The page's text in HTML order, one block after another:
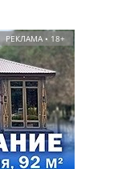
РЕКЛАМА • 18+